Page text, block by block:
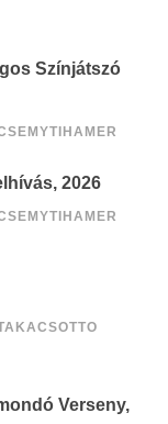
Színjátszó
2026
Verseny,